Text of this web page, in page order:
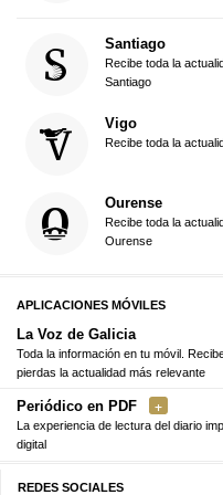
Santiago
Recibe toda la
Santiago
Vigo
Recibe toda la
Ourense
Recibe toda la
Ourense
APLICACIONES MÓVILES
La Voz de Galicia
Toda la información en tu móvil.
pierdas la actualidad más relevante
Periódico en PDF
La experiencia de lectura del diario
digital
REDES SOCIALES